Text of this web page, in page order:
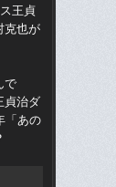
王貞
克也が
で
貞治ダ
「あの